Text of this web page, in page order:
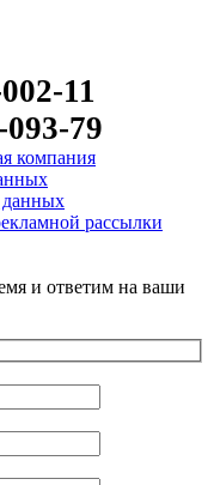
11
79
компания
данных
рассылки
и ответим на ваши